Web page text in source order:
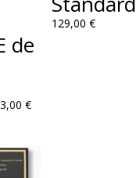
de
€Plage
129,00€